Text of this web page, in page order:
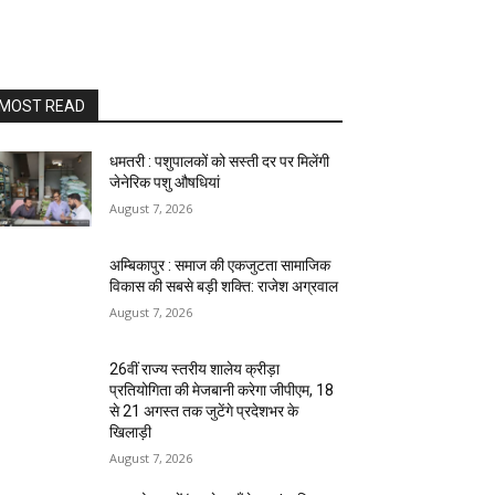
READ
धमतरी : पशुपालकों को सस्ती दर पर मिलेंगी
जेनेरिक पशु औषधियां
August 7, 2026
अम्बिकापुर : समाज की एकजुटता सामाजिक
विकास की सबसे बड़ी शक्ति: राजेश अग्रवाल
August 7, 2026
26वीं राज्य स्तरीय शालेय क्रीड़ा
प्रतियोगिता की मेजबानी करेगा जीपीएम, 18
से 21 अगस्त तक जुटेंगे प्रदेशभर के
खिलाड़ी
August 7, 2026